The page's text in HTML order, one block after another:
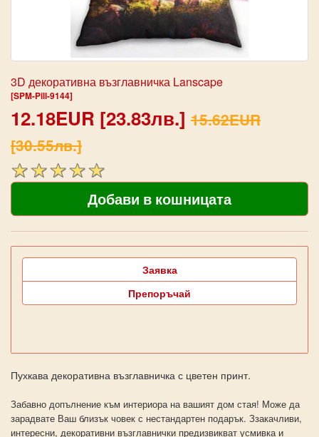
3D декоративна възглавничка Lanscape
[SPM-Pill-9144]
12.18EUR [23.83лв.] 15.62EUR
[30.55лв.]
Заявка
Препоръчай
Пухкава декоративна възглавничка с цветен принт.
Забавно допълнение към интериора на вашият дом стая! Може да
зарадвате Ваш близък човек с нестандартен подарък. Ззакачливи,
интересни, декоративни възглавнички предизвикват усмивка и